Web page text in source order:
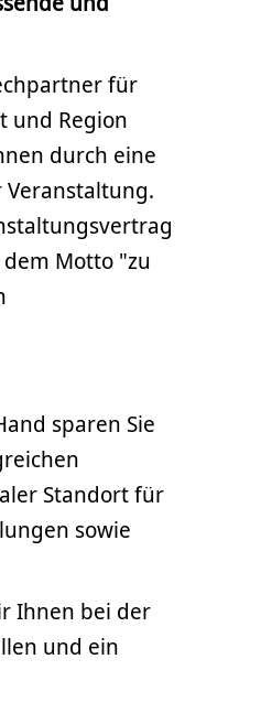
für
und Region
durch eine
Motto "zu
sparen Sie
Standort für
sowie
Ihnen bei der
und ein